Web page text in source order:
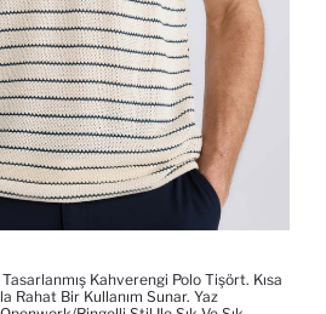
Kahverengi Polo Tişört. Kısa
Rahat Bir Kullanım Sunar. Yaz